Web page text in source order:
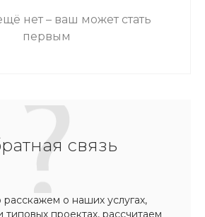
нет – ваш может стать
первым
связь
о наших услугах,
типовых проектах, рассчитаем